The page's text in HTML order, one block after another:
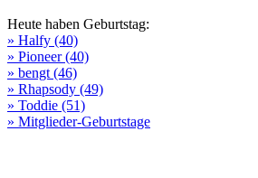
Heute haben Geburtstag:
» Halfy (40)
» Pioneer (40)
» bengt (46)
» Rhapsody (49)
» Toddie (51)
» Mitglieder-Geburtstage